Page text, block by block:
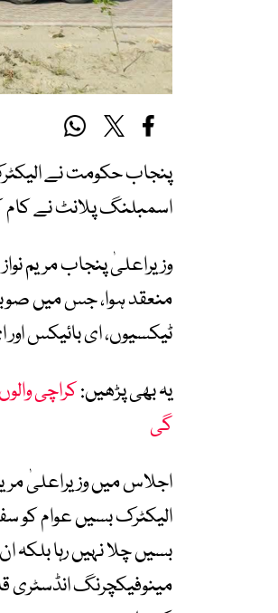
پنجاب حکومت نے
اسمبلنگ پلانٹ نے کام
وزیراعلیٰ پنجاب مریم
منعقد ہوا، جس میں
ٹیکسیوں، ای بائیکس اور
یہ بھی پڑھیں:کراچی
گی
الیکٹرک بسیں عوام کو
بسیں چلا نہیں رہا
مینوفیکچرنگ انڈسٹری